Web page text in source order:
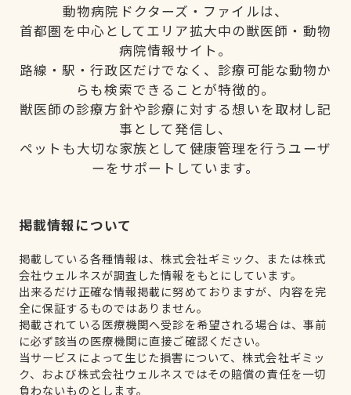
動物病院ドクターズ・ファイルは、
首都圏を中心としてエリア拡大中の獣医師・動物
病院情報サイト。
路線・駅・行政区だけでなく、診療可能な動物か
らも検索できることが特徴的。
獣医師の診療方針や診療に対する想いを取材し記
事として発信し、
ペットも大切な家族として健康管理を行うユーザ
ーをサポートしています。
掲載情報について
掲載している各種情報は、株式会社ギミック、または株式
会社ウェルネスが調査した情報をもとにしています。
出来るだけ正確な情報掲載に努めておりますが、内容を完
全に保証するものではありません。
掲載されている医療機関へ受診を希望される場合は、事前
に必ず該当の医療機関に直接ご確認ください。
当サービスによって生じた損害について、株式会社ギミッ
ク、および株式会社ウェルネスではその賠償の責任を一切
負わないものとします。